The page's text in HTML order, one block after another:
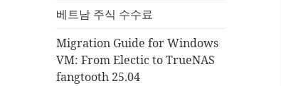
베트남 주식 수수료
Migration Guide for Windows
VM: From Electic to TrueNAS
fangtooth 25.04